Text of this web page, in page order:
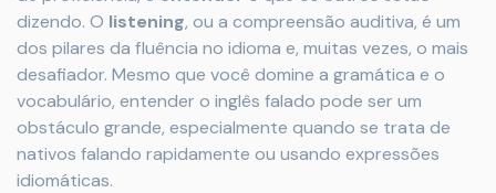
dizendo. O listening, ou a compreensão auditiva, é um
dos pilares da fluência no idioma e, muitas vezes, o mais
desafiador. Mesmo que você domine a gramática e o
vocabulário, entender o inglês falado pode ser um
obstáculo grande, especialmente quando se trata de
nativos falando rapidamente ou usando expressões
idiomáticas.